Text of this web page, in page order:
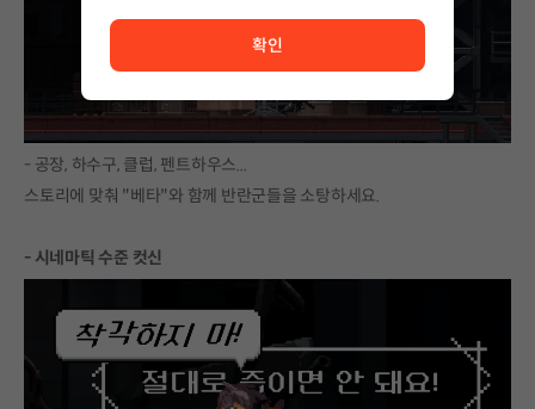
- 공장, 하수구, 클럽, 펜트하우스...
스토리에 맞춰 "베타"와 함께 반란군들을 소탕하세요.
- 시네마틱 수준 컷신
확인